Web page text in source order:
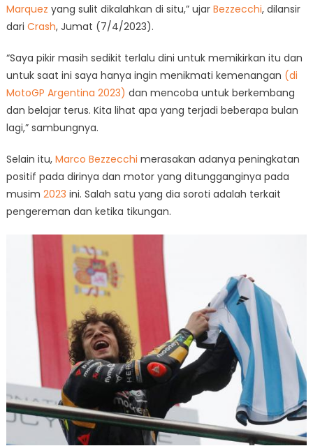
Marquez yang sulit dikalahkan di situ,” ujar Bezzecchi, dilansir
dari Crash, Jumat (7/4/2023).
“Saya pikir masih sedikit terlalu dini untuk memikirkan itu dan
untuk saat ini saya hanya ingin menikmati kemenangan (di
MotoGP Argentina 2023) dan mencoba untuk berkembang
dan belajar terus. Kita lihat apa yang terjadi beberapa bulan
lagi,” sambungnya.
Selain itu, Marco Bezzecchi merasakan adanya peningkatan
positif pada dirinya dan motor yang ditungganginya pada
musim 2023 ini. Salah satu yang dia soroti adalah terkait
pengereman dan ketika tikungan.